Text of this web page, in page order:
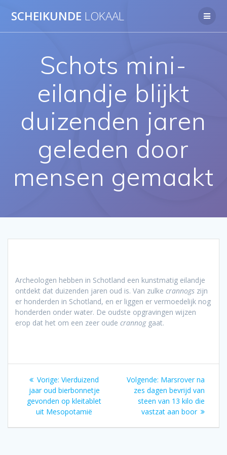
naar
SCHEIKUNDE LOKAAL
Schots mini-
eilandje blijkt
duizenden jaren
geleden door
mensen gemaakt
Archeologen hebben in Schotland een kunstmatig eilandje
ontdekt dat duizenden jaren oud is. Van zulke crannogs zijn
er honderden in Schotland, en er liggen er vermoedelijk nog
honderden onder water. De oudste opgravingen wijzen
erop dat het om een zeer oude crannoggaat.
Bericht
navigatie
Vorige: Vorig
bericht:
Vierduizend
jaar oud bierbonnetje
gevonden op kleitablet
uit Mesopotamië
Volgende: Volgend
bericht:
Marsrover na
zes dagen bevrijd van
steen van 13 kilo die
vastzat aan boor